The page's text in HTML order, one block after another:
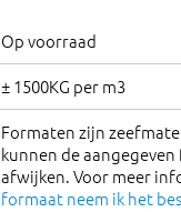
Op voorraad
± 1500KG per m3
Formaten zijn
kunnen de
afwijken. Voor meer
formaat neem ik het